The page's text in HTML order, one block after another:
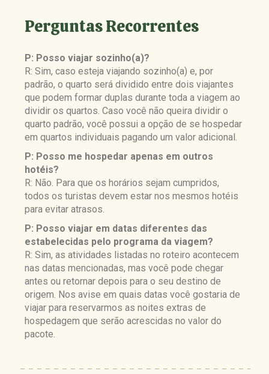
Perguntas Recorrentes
P: Posso viajar sozinho(a)?
R: Sim, caso esteja viajando sozinho(a) e, por
padrão, o quarto será dividido entre dois viajantes
que podem formar duplas durante toda a viagem ao
dividir os quartos. Caso você não queira dividir o
quarto padrão, você possui a opção de se hospedar
em quartos individuais pagando um valor adicional.
P: Posso me hospedar apenas em outros
hotéis?
R: Não. Para que os horários sejam cumpridos,
todos os turistas devem estar nos mesmos hotéis
para evitar atrasos.
P: Posso viajar em datas diferentes das
estabelecidas pelo programa da viagem?
R: Sim, as atividades listadas no roteiro acontecem
nas datas mencionadas, mas você pode chegar
antes ou retornar depois para o seu destino de
origem. Nos avise em quais datas você gostaria de
viajar para reservarmos as noites extras de
hospedagem que serão acrescidas no valor do
pacote.